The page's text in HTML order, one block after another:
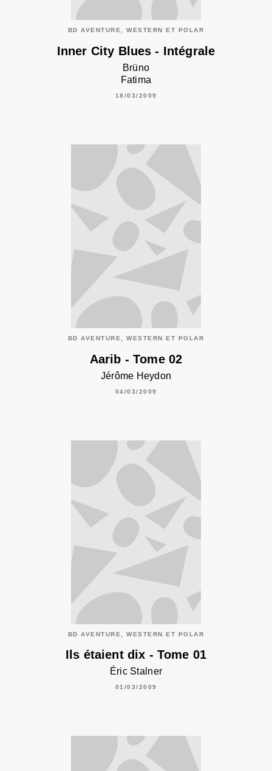
BD AVENTURE, WESTERN ET POLAR
Inner City Blues - Intégrale
Brüno
Fatima
18/03/2009
BD AVENTURE, WESTERN ET POLAR
Aarib - Tome 02
Jérôme Heydon
04/03/2009
BD AVENTURE, WESTERN ET POLAR
Ils étaient dix - Tome 01
Éric Stalner
01/03/2009